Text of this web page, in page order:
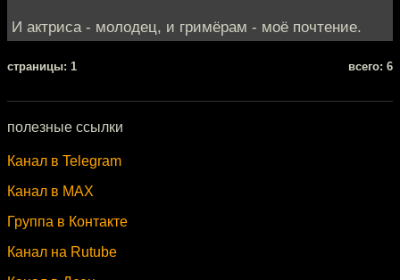
И актриса - молодец, и гримёрам - моё почтение.
cтраницы: 1 всего: 6
полезные ссылки
Канал в Telegram
Канал в MAX
Группа в Контакте
Канал на Rutube